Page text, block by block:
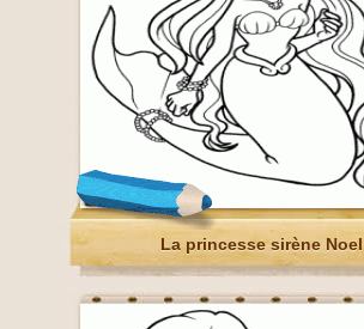
La princesse sirène Noel